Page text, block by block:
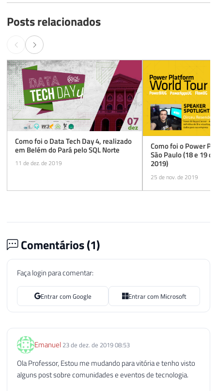
Posts relacionados
Como foi o Data Tech Day 4, realizado
em Belém do Pará pelo SQL Norte
11 de dez. de 2019
Como foi o Power
São Paulo (18 e 19
2019)
25 de nov. de 2019
Comentários (1)
Faça login para comentar:
Entrar com Google Entrar com Microsoft
Emanuel 23 de dez. de 2019 08:53
Ola Professor, Estou me mudando para vitória e tenho visto
alguns post sobre comunidades e eventos de tecnologia.